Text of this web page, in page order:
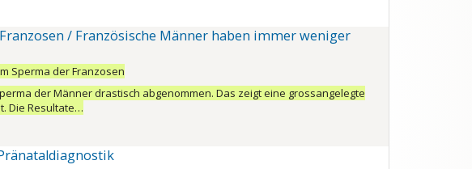
/ Französische Männer haben immer weniger
Sperma der Franzosen
der Männer drastisch abgenommen. Das zeigt eine grossangelegte
Die Resultate…